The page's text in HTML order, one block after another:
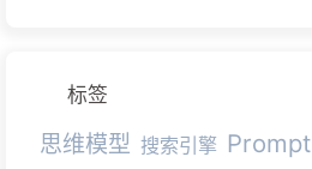
标签
思维模型 搜索引擎 Prompt